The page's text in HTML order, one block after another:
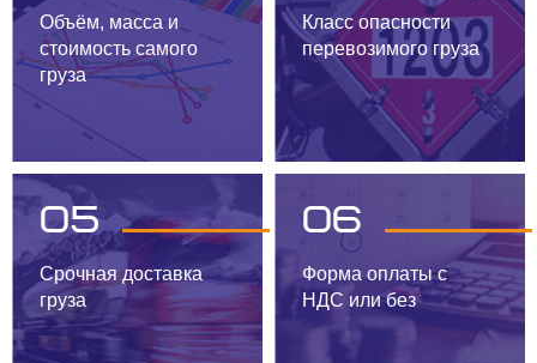
Объём, масса и
стоимость самого
груза
Класс опасности
перевозимого груза
05
Срочная доставка
груза
06
Форма оплаты с
НДС или без